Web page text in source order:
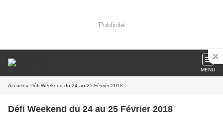
Publicité
MENU
Accueil » Défi Weekend du 24 au 25 Février 2018
Défi Weekend du 24 au 25 Février 2018